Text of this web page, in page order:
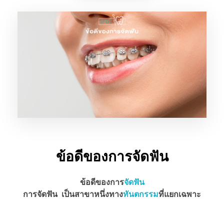
ข้อดีของการจัดฟัน
ข้อดีของการจัดฟัน
การจัดฟัน เป็นสาขาหนึ่งทางทันตกรรมที่แยกเฉพาะ